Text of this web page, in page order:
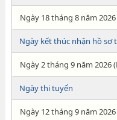
Ngày 18 tháng 8 năm 2026
Ngày kết thúc nhận hồ sơ
Ngày 2 tháng 9 năm
Ngày thi tuyển
Ngày 12 tháng 9 năm 2026